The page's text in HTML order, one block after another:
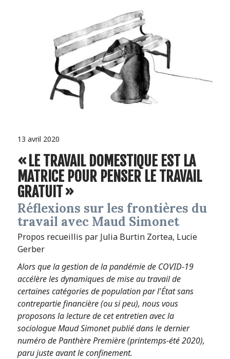
13 avril 2020
« LE TRAVAIL DOMESTIQUE EST LA
MATRICE POUR PENSER LE TRAVAIL
GRATUIT »
Réflexions sur les frontières du
travail avec Maud Simonet
Propos recueillis par Julia Burtin Zortea, Lucie
Gerber
Alors que la gestion de la pandémie de COVID-19
accélère les dynamiques de mise au travail de
certaines catégories de population par l'État sans
contrepartie financière (ou si peu), nous vous
proposons la lecture de cet entretien avec la
sociologue Maud Simonet publié dans le dernier
numéro de Panthère Première (printemps-été 2020),
paru juste avant le confinement.